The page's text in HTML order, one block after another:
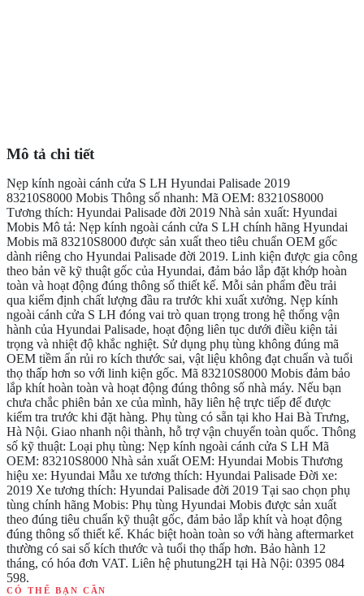
Mô tả chi tiết
Nẹp kính ngoài cánh cửa S LH Hyundai Palisade 2019
83210S8000 Mobis Thông số nhanh: Mã OEM: 83210S8000
Tương thích: Hyundai Palisade đời 2019 Nhà sản xuất: Hyundai
Mobis Mô tả: Nẹp kính ngoài cánh cửa S LH chính hãng Hyundai
Mobis mã 83210S8000 được sản xuất theo tiêu chuẩn OEM gốc
dành riêng cho Hyundai Palisade đời 2019. Linh kiện được gia công
theo bản vẽ kỹ thuật gốc của Hyundai, đảm bảo lắp đặt khớp hoàn
toàn và hoạt động đúng thông số thiết kế. Mỗi sản phẩm đều trải
qua kiểm định chất lượng đầu ra trước khi xuất xưởng. Nẹp kính
ngoài cánh cửa S LH đóng vai trò quan trọng trong hệ thống vận
hành của Hyundai Palisade, hoạt động liên tục dưới điều kiện tải
trọng và nhiệt độ khắc nghiệt. Sử dụng phụ tùng không đúng mã
OEM tiềm ẩn rủi ro kích thước sai, vật liệu không đạt chuẩn và tuổi
thọ thấp hơn so với linh kiện gốc. Mã 83210S8000 Mobis đảm bảo
lắp khít hoàn toàn và hoạt động đúng thông số nhà máy. Nếu bạn
chưa chắc phiên bản xe của mình, hãy liên hệ trực tiếp để được
kiểm tra trước khi đặt hàng. Phụ tùng có sẵn tại kho Hai Bà Trưng,
Hà Nội. Giao nhanh nội thành, hỗ trợ vận chuyển toàn quốc. Thông
số kỹ thuật: Loại phụ tùng: Nẹp kính ngoài cánh cửa S LH Mã
OEM: 83210S8000 Nhà sản xuất OEM: Hyundai Mobis Thương
hiệu xe: Hyundai Mẫu xe tương thích: Hyundai Palisade Đời xe:
2019 Xe tương thích: Hyundai Palisade đời 2019 Tại sao chọn phụ
tùng chính hãng Mobis: Phụ tùng Hyundai Mobis được sản xuất
theo đúng tiêu chuẩn kỹ thuật gốc, đảm bảo lắp khít và hoạt động
đúng thông số thiết kế. Khác biệt hoàn toàn so với hàng aftermarket
thường có sai số kích thước và tuổi thọ thấp hơn. Bảo hành 12
tháng, có hóa đơn VAT. Liên hệ phutung2H tại Hà Nội: 0395 084
598.
CÓ THỂ BẠN CẦN